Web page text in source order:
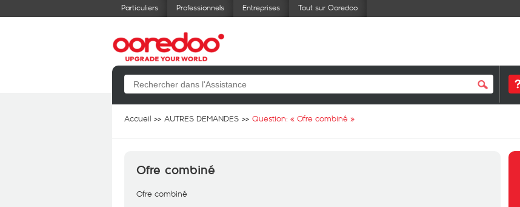
Particuliers Professionnels Entreprises Tout sur Ooredoo
Accueil AUTRES DEMANDES Question: « Ofre combiné »
Ofre combiné
Ofre combiné